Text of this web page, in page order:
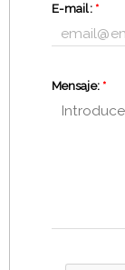
E-mail: *
Mensaje: *